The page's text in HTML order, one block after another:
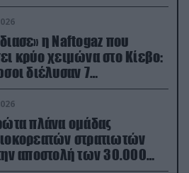
η Naftogaz που
κρύο χειμώνα στο Κίεβο:
διέλυσαν 7
του ουκρανικού
πλάνα ομάδας
στρατιωτών
αποστολή των 30.000